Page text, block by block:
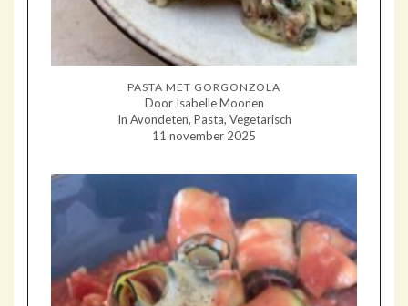
PASTA MET GORGONZOLA
Door Isabelle Moonen
In Avondeten, Pasta, Vegetarisch
11 november 2025